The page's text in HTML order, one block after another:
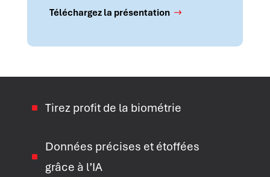
Téléchargez la présentation
^ Tirez profit de la biométrie
^
Données précises et étoffées
grâce à l’IA